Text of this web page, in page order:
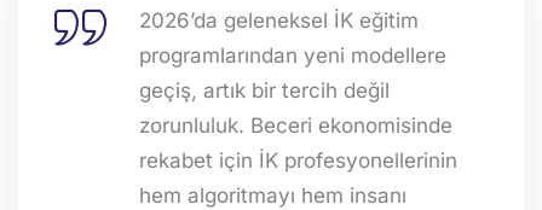
2026’da geleneksel İK eğitim
programlarından yeni modellere
geçiş, artık bir tercih değil
zorunluluk. Beceri ekonomisinde
rekabet için İK profesyonellerinin
hem algoritmayı hem insanı